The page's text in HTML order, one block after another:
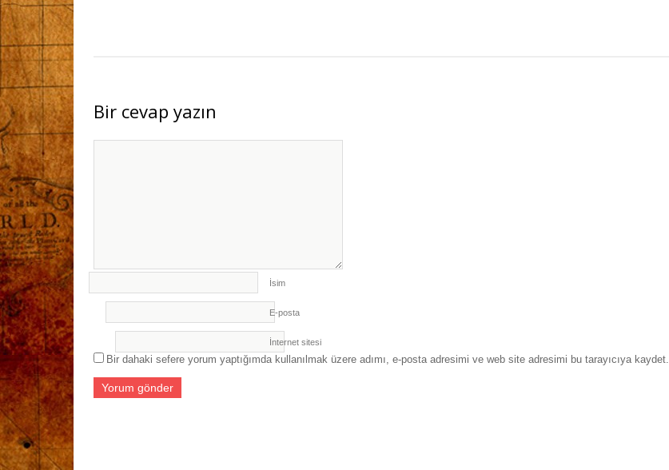
Bir cevap yazın
İsim
E-posta
İnternet sitesi
Bir dahaki sefere yorum yaptığımda kullanılmak üzere adımı, e-posta adresimi ve web site adresimi bu tarayıcıya kaydet.